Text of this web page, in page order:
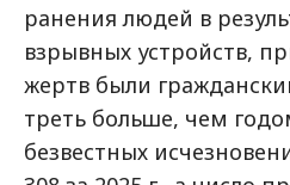
ранения людей в
взрывных устройств,
жертв были
треть больше, чем
безвестных